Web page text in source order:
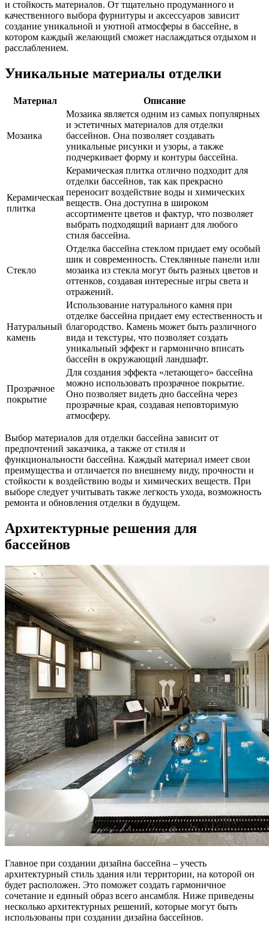
и стойкость материалов. От тщательно продуманного и
качественного выбора фурнитуры и аксессуаров зависит
создание уникальной и уютной атмосферы в бассейне, в
котором каждый желающий сможет наслаждаться отдыхом и
расслаблением.
Уникальные материалы отделки
Материал Описание
Мозаика
Мозаика является одним из самых популярных
и эстетичных материалов для отделки
бассейнов. Она позволяет создавать
уникальные рисунки и узоры, а также
подчеркивает форму и контуры бассейна.
Керамическая
плитка
Керамическая плитка отлично подходит для
отделки бассейнов, так как прекрасно
переносит воздействие воды и химических
веществ. Она доступна в широком
ассортименте цветов и фактур, что позволяет
выбрать подходящий вариант для любого
стиля бассейна.
Стекло
Отделка бассейна стеклом придает ему особый
шик и современность. Стеклянные панели или
мозаика из стекла могут быть разных цветов и
оттенков, создавая интересные игры света и
отражений.
Натуральный
камень
Использование натурального камня при
отделке бассейна придает ему естественность и
благородство. Камень может быть различного
вида и текстуры, что позволяет создать
уникальный эффект и гармонично вписать
бассейн в окружающий ландшафт.
Прозрачное
покрытие
Для создания эффекта «летающего» бассейна
можно использовать прозрачное покрытие.
Оно позволяет видеть дно бассейна через
прозрачные края, создавая неповторимую
атмосферу.
Выбор материалов для отделки бассейна зависит от
предпочтений заказчика, а также от стиля и
функциональности бассейна. Каждый материал имеет свои
преимущества и отличается по внешнему виду, прочности и
стойкости к воздействию воды и химических веществ. При
выборе следует учитывать также легкость ухода, возможность
ремонта и обновления отделки в будущем.
Архитектурные решения для
бассейнов
Главное при создании дизайна бассейна – учесть
архитектурный стиль здания или территории, на которой он
будет расположен. Это поможет создать гармоничное
сочетание и единый образ всего ансамбля. Ниже приведены
несколько архитектурных решений, которые могут быть
использованы при создании дизайна бассейнов.